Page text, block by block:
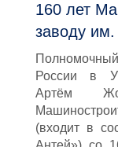
160 лет
заводу
России в
Артём
(входит в